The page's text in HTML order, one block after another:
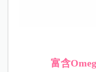
富含